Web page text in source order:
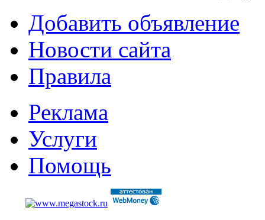
Добавить объявление
Новости сайта
Правила
Реклама
Услуги
Помощь